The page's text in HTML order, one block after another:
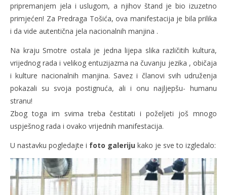
pripremanjem jela i uslugom, a njihov štand je bio izuzetno
primjećen! Za Predraga Tošića, ova manifestacija je bila prilika
i da vide autentična jela nacionalnih manjina .
Na kraju Smotre ostala je jedna lijepa slika različitih kultura,
vrijednog rada i velikog entuzijazma na čuvanju jezika , običaja
i kulture nacionalnih manjina. Savez i članovi svih udruženja
pokazali su svoja postignuća, ali i onu najljepšu- humanu
stranu!
Zbog toga im svima treba čestitati i poželjeti još mnogo
uspješnog rada i ovako vrijednih manifestacija.
U nastavku pogledajte i foto galeriju kako je sve to izgledalo: